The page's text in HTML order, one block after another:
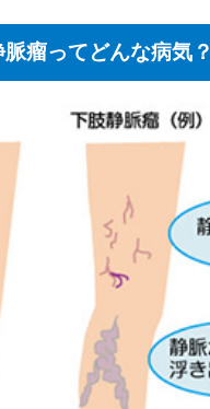
瘤ってどんな病気？